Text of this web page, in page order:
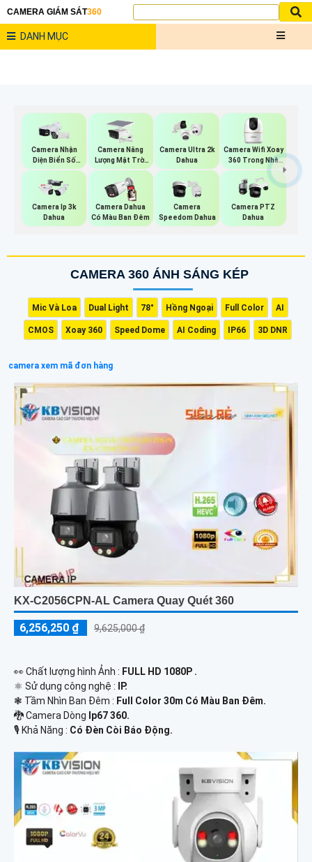
CAMERA GIÁM SÁT360
DANH MỤC
Camera Nhận
Diện Biển Số
Dahua
Camera Năng
Lượng Mặt Trời
Dahua
Camera Ultra 2k
Dahua
Camera Wifi Xoay
360 Trong Nhà
Dahua
Camera Ip 3k
Dahua
Camera Dahua
Có Màu Ban Đêm
Camera
Speedom Dahua
Camera PTZ
Dahua
CAMERA 360 ÁNH SÁNG KÉP
Mic Và Loa Dual Light 78° Hồng Ngoại Full Color AI
CMOS Xoay 360 Speed Dome AI Coding IP66 3D DNR
camera xem mã đơn hàng
KX-C2056CPN-AL Camera Quay Quét 360
6,256,250 ₫ 9,625,000 ₫
️👀 Chất lượng hình Ảnh : FULL HD 1080P .
⚛️ Sử dụng công nghệ :
IP.
❃ Tầm Nhìn Ban Đêm : Full Color 30m Có Màu Ban Ðêm.
🐉️ Camera Dòng Ip67 360.
️🎙 Khả Năng : Có Ðèn Còi Báo Động.